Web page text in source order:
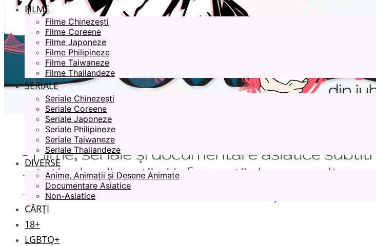
FILME
Filme Chinezești
Filme Coreene
Filme Japoneze
Filme Philipineze
Filme Taiwaneze
Filme Thailandeze
SERIALE
Seriale Chinezești
Seriale Coreene
Seriale Japoneze
Seriale Philipineze
Seriale Taiwaneze
Seriale Thailandeze
DIVERSE
Anime, Animații și Desene Animate
Documentare Asiatice
Non-Asiatice
CĂRȚI
18+
LGBTQ+